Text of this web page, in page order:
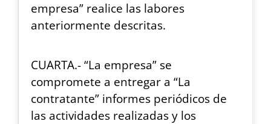
empresa” realice las labores
anteriormente descritas.
CUARTA.- “La empresa” se
compromete a entregar a “La
contratante” informes periódicos de
las actividades realizadas y los